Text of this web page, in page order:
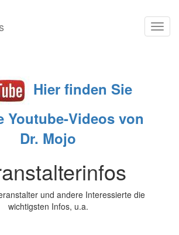
Hier finden Sie
Youtube-Videos von
Dr. Mojo
und andere Interessierte die
wichtigsten Infos, u.a.